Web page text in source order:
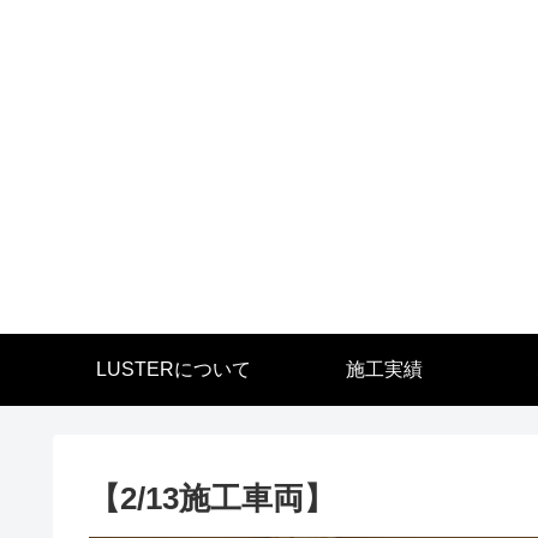
LUSTERについて 施工実績
【2/13施工車両】